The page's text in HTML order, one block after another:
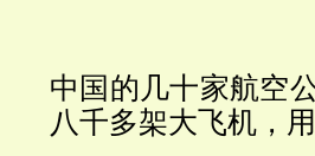
中国的几十家航空
八千多架大飞机，